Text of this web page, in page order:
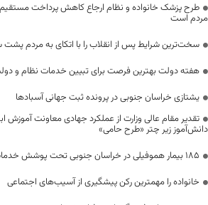
طرح پزشک خانواده و نظام ارجاع کاهش پرداخت
مردم است
سخت‌ترین شرایط پس از انقلاب را با اتکای به مردم
هفته دولت بهترین فرصت برای تبیین خدمات نظام و
یشتازی خراسان جنوبی در پرونده ثبت جهانی آسبادها
دانش‌آموز زیر چتر «طرح حامی»
۱۸۵ بیمار هموفیلی در خراسان جنوبی تحت پوشش خدمات بیمه سلامت قرار دارند
خانواده را مهمترین رکن پیشگیری از آسیب‌های اجتماعی